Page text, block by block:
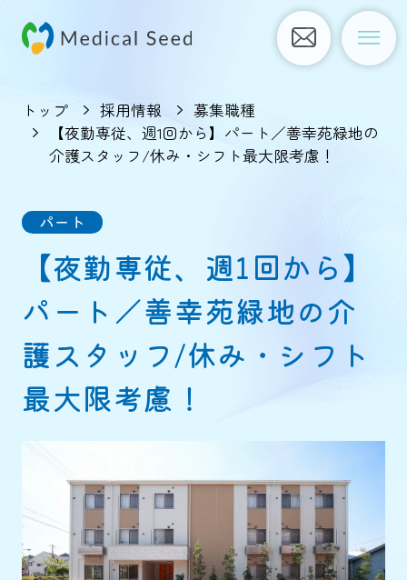
トップ 採用情報
募集職種
【夜勤専従、週1回から】パート／善幸苑緑地の
介護スタッフ/休み・シフト最大限考慮！
パート
【夜勤専従、週1回から】
パート／善幸苑緑地の介
護スタッフ/休み・シフト
最大限考慮！